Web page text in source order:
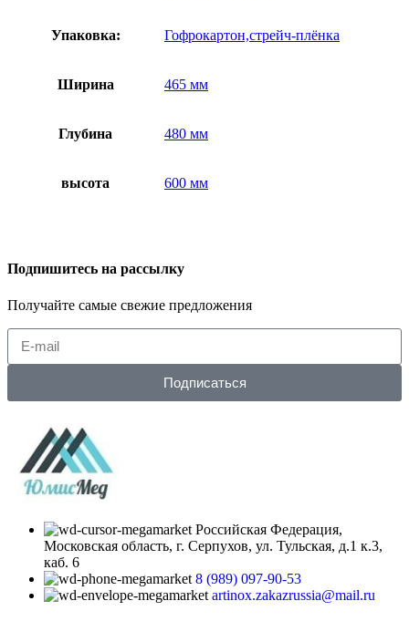
Упаковка: Гофрокартон,стрейч-плёнка
Ширина 465 мм
Глубина 480 мм
высота 600 мм
Подпишитесь на рассылку
Получайте самые свежие предложения
Подписаться
Российская Федерация,
Московская область, г. Серпухов, ул. Тульская, д.1 к.3,
каб. 6
8 (989) 097-90-53
artinox.zakazrussia@mail.ru